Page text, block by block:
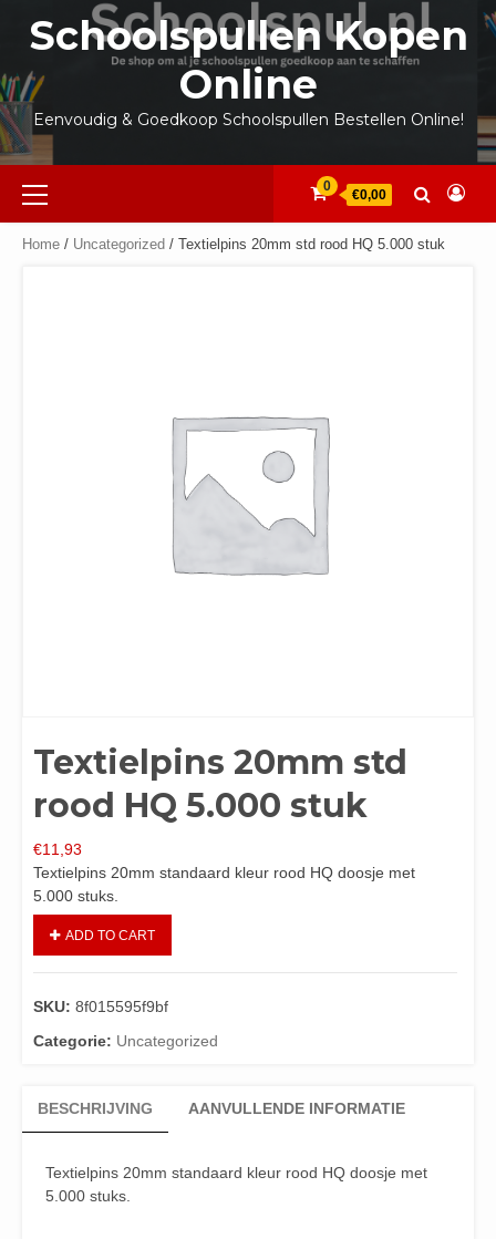
inhoud
Schoolspullen Kopen
Online
Eenvoudig & Goedkoop Schoolspullen Bestellen Online!
Primair
menu
0
€0,00
Home / Uncategorized / Textielpins 20mm std rood HQ 5.000 stuk
Textielpins 20mm std
rood HQ 5.000 stuk
€11,93
Textielpins 20mm standaard kleur rood HQ doosje met
5.000 stuks.
ADD TO CART
SKU: 8f015595f9bf
Categorie: Uncategorized
BESCHRIJVING AANVULLENDE INFORMATIE
Textielpins 20mm standaard kleur rood HQ doosje met
5.000 stuks.